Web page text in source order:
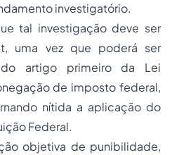
investigatório.
tal investigação deve ser
uma vez que poderá ser
artigo primeiro da Lei
de imposto federal,
nítida a aplicação do
Federal.
objetiva de punibilidade,